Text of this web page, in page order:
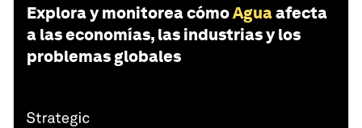
Explora y monitorea cómoAguaafecta
a las economías, las industrias y los
problemas globales